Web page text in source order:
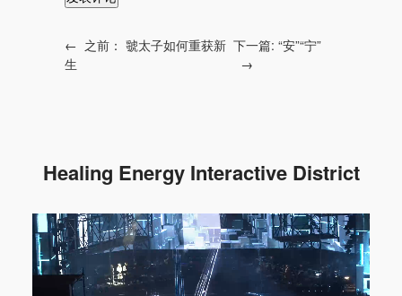
← 之前： 虢太子如何重获新
生
下一篇: “安”“宁”
→
Healing Energy Interactive District